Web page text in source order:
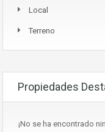
Local
Terreno
Propiedades
¡No se ha encontrado